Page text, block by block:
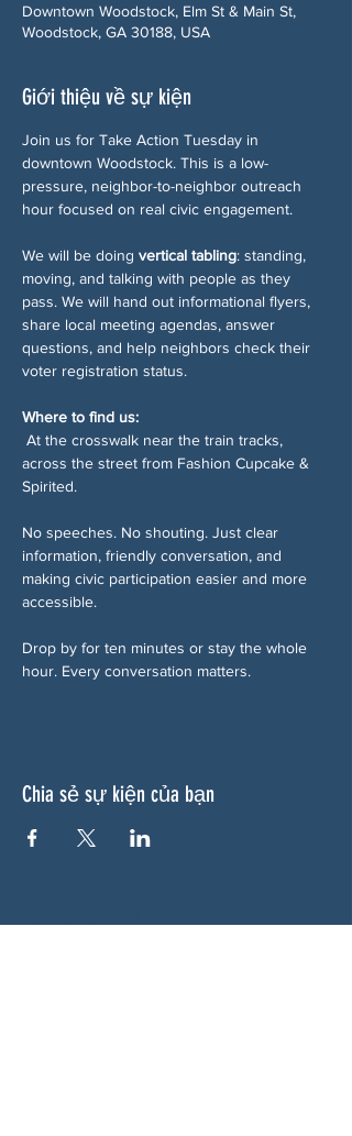
Downtown Woodstock, Elm St & Main St,
Woodstock, GA 30188, USA
Giới thiệu về sự kiện
Join us for Take Action Tuesday in
downtown Woodstock. This is a low-
pressure, neighbor-to-neighbor outreach
hour focused on real civic engagement.
We will be doing vertical tabling: standing,
moving, and talking with people as they
pass. We will hand out informational flyers,
share local meeting agendas, answer
questions, and help neighbors check their
voter registration status.
Where to find us:
across the street from Fashion Cupcake &
Spirited.
No speeches. No shouting. Just clear
information, friendly conversation, and
making civic participation easier and more
accessible.
Drop by for ten minutes or stay the whole
hour. Every conversation matters.
Chia sẻ sự kiện của bạn
VỀ CHÚNG TÔI